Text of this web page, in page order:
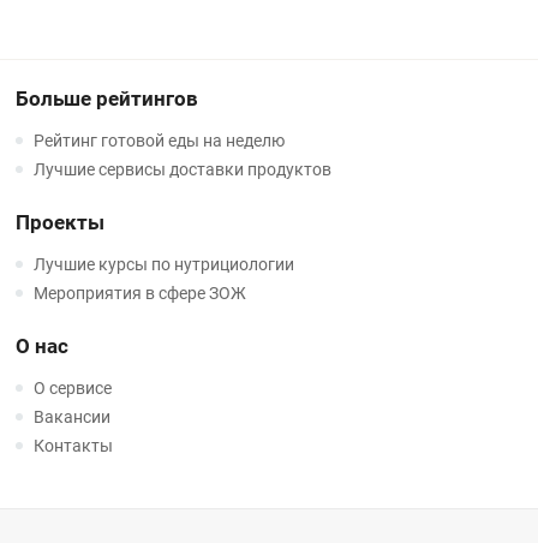
Больше рейтингов
Рейтинг готовой еды на неделю
Лучшие сервисы доставки продуктов
Проекты
Лучшие курсы по нутрициологии
Мероприятия в сфере ЗОЖ
О нас
О сервисе
Вакансии
Контакты